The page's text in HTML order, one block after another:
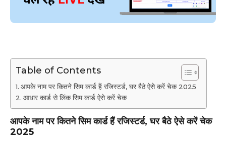
Table of Contents
आपके नाम पर कितने सिम कार्ड हैं रजिस्टर्ड, घर बैठे ऐसे करें चेक 2025
आधार कार्ड से लिंक सिम कार्ड ऐसे करें चेक
आपके नाम पर कितने सिम कार्ड हैं रजिस्टर्ड, घर बैठे ऐसे करें चेक
2025